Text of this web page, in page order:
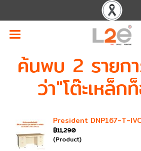
ค้นพบ 2 รายก
ว่า"โต๊ะเหล็ก
President DNP167-T-
฿11,290
(Product)